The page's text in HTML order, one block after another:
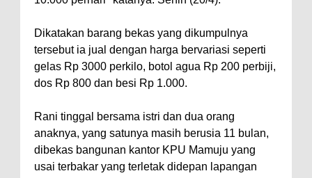
Dikatakan barang bekas yang dikumpulnya
tersebut ia jual dengan harga bervariasi seperti
gelas Rp 3000 perkilo, botol agua Rp 200 perbiji,
dos Rp 800 dan besi Rp 1.000.
Rani tinggal bersama istri dan dua orang
anaknya, yang satunya masih berusia 11 bulan,
dibekas bangunan kantor KPU Mamuju yang
usai terbakar yang terletak didepan lapangan